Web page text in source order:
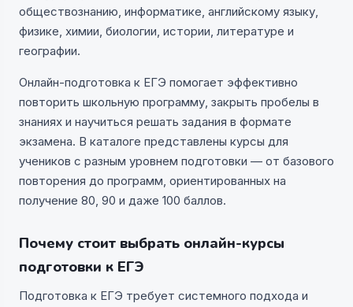
обществознанию, информатике, английскому языку,
физике, химии, биологии, истории, литературе и
географии.
Онлайн-подготовка к ЕГЭ помогает эффективно
повторить школьную программу, закрыть пробелы в
знаниях и научиться решать задания в формате
экзамена. В каталоге представлены курсы для
учеников с разным уровнем подготовки — от базового
повторения до программ, ориентированных на
получение 80, 90 и даже 100 баллов.
Почему стоит выбрать онлайн-курсы
подготовки к ЕГЭ
Подготовка к ЕГЭ требует системного подхода и